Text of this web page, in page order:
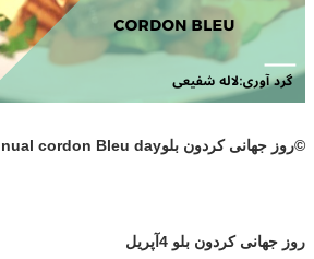
©روز جهانی کردون بلوcordon Bleu day
روز جهانی کردون بلو 4آپریل